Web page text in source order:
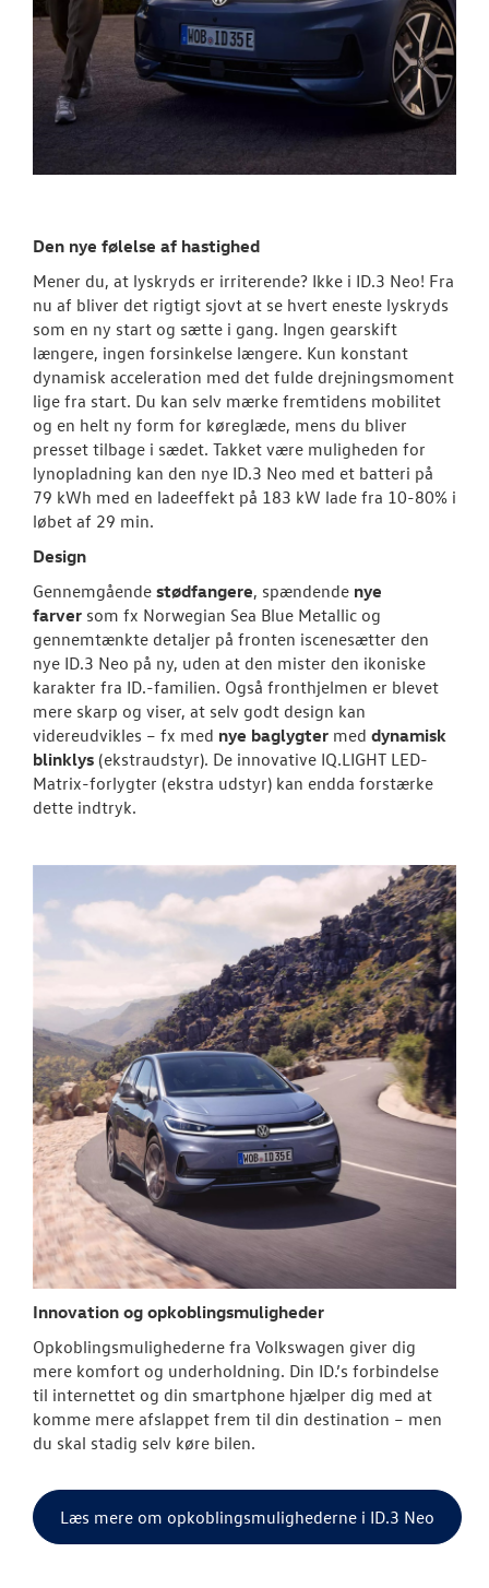
Den nye følelse af hastighed
Mener du, at lyskryds er irriterende? Ikke i ID.3 Neo! Fra
nu af bliver det rigtigt sjovt at se hvert eneste lyskryds
som en ny start og sætte i gang. Ingen gearskift
længere, ingen forsinkelse længere. Kun konstant
dynamisk acceleration med det fulde drejningsmoment
lige fra start. Du kan selv mærke fremtidens mobilitet
og en helt ny form for køreglæde, mens du bliver
presset tilbage i sædet. Takket være muligheden for
lynopladning kan den nye ID.3 Neo med et batteri på
79 kWh med en ladeeffekt på 183 kW lade fra 10-80% i
løbet af 29 min.
Design
Gennemgående stødfangere, spændende nye
farver som fx Norwegian Sea Blue Metallic og
gennemtænkte detaljer på fronten iscenesætter den
nye ID.3 Neo på ny, uden at den mister den ikoniske
karakter fra ID.-familien. Også fronthjelmen er blevet
mere skarp og viser, at selv godt design kan
videreudvikles – fx med nye baglygter med dynamisk
blinklys (ekstraudstyr). De innovative IQ.LIGHT LED-
Matrix-forlygter (ekstra udstyr) kan endda forstærke
dette indtryk.
Innovation og opkoblingsmuligheder
Opkoblingsmulighederne fra Volkswagen giver dig
mere komfort og underholdning. Din ID.’s forbindelse
til internettet og din smartphone hjælper dig med at
komme mere afslappet frem til din destination – men
du skal stadig selv køre bilen.
Læs mere om opkoblingsmulighederne i ID.3 Neo